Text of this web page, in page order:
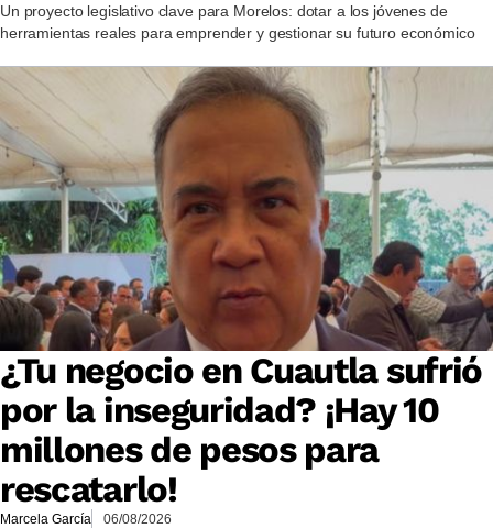
Un proyecto legislativo clave para Morelos: dotar a los jóvenes de
herramientas reales para emprender y gestionar su futuro económico
¿Tu negocio en Cuautla sufrió
por la inseguridad? ¡Hay 10
millones de pesos para
rescatarlo!
Marcela García 06/08/2026